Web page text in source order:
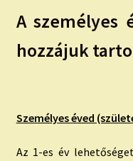
A személyes
hozzájuk
Személyes éved
Az 1-es év